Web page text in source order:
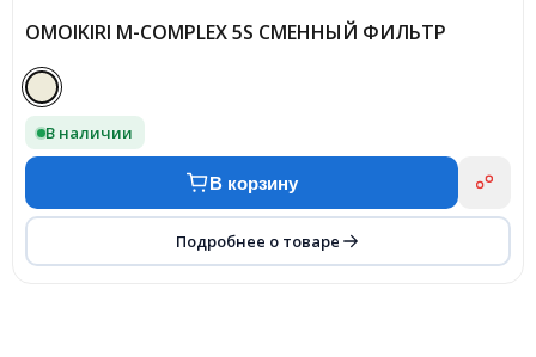
OMOIKIRI M-COMPLEX 5S СМЕННЫЙ ФИЛЬТР
В наличии
В корзину
Подробнее о товаре